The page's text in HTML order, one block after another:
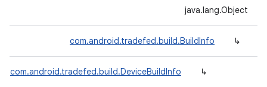
java.lang.Object
↳
com.android.tradefed.build.BuildInfo
↳
com.android.tradefed.build.DeviceBuildInfo